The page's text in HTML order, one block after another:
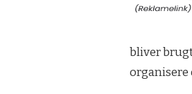
bliver
organisere